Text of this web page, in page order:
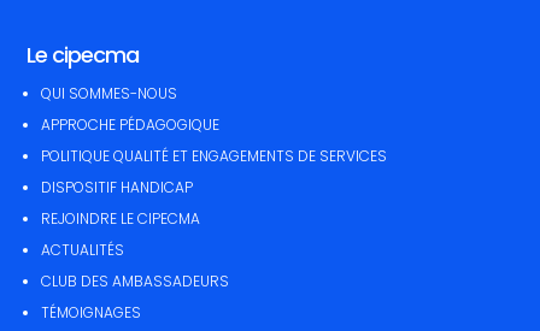
Le cipecma
QUI SOMMES-NOUS
APPROCHE PÉDAGOGIQUE
POLITIQUE QUALITÉ ET ENGAGEMENTS DE SERVICES
DISPOSITIF HANDICAP
REJOINDRE LE CIPECMA
ACTUALITÉS
CLUB DES AMBASSADEURS
TÉMOIGNAGES